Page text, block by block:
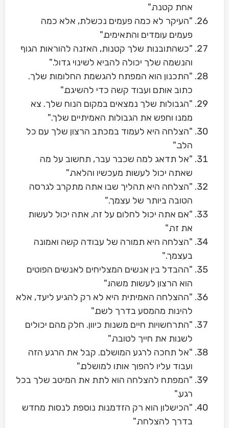
אחת קטנה."
"העיקר לא כמה פעמים נכשלת, אלא כמה
פעמים עומדים והתאימים."
"כשהתובנות שלך קטנות, האזנה להוראות הגוף
והנשמה שלך יכולה להביא לשינוי גדול."
"התכנון הוא המפתח להגשמת החלומות שלך.
כתוב אותם ועבוד קשה כדי להשיגם."
"הגבולות שלך נמצאים במקום הנוח שלך. צא
ממנו וחפש את הגבולות האמיתיים שלך."
"הצלחה היא לעמוד במכתב הרצון שלך עם כל
הלב."
"אל תדאג למה שכבר עבר, תחשוב על מה
שאתה יכול לעשות מעכשיו והלאה."
"הצלחה היא תהליך שבו אתה מתקרב לגרסה
הטובה ביותר של עצמך."
"אם אתה יכול לחלום על זה, אתה יכול לעשות
את זה."
"הצלחה היא תמורה של עבודה קשה ואמונה
בעצמך."
"ההבדל בין אנשים המצליחים לאנשים הפוטים
הוא הרצון לעשות משהו."
"ההצלחה האמיתית היא לא רק להגיע ליעד, אלא
להינות מהמסע בדרך לשם."
"התרחשויות חיים משנות כיוון. חלק מהם יכולים
לשנות את חייך לטובה."
"אל תחכה לרגע המושלם. קבל את הרגע הזה
ועבוד עליו להפוך אותו למושלם."
"המפתח להצלחה הוא לתת את המיטב שלך בכל
רגע."
"הכישלון הוא רק הזדמנות נוספת לנסות מחדש
בדרך להצלחה."